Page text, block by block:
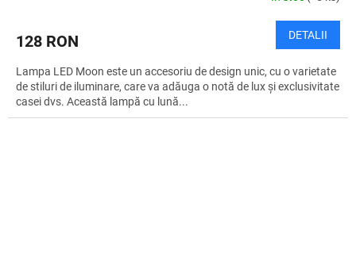
128 RON DETALII
Lampa LED Moon este un accesoriu de design unic, cu o varietate
de stiluri de iluminare, care va adăuga o notă de lux și exclusivitate
casei dvs. Această lampă cu lună...